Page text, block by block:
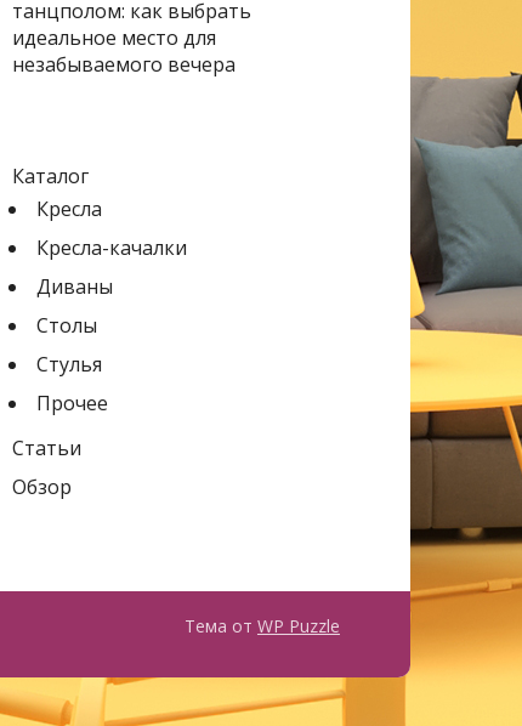
танцполом: как выбрать
идеальное место для
незабываемого вечера
Каталог
Кресла
Кресла-качалки
Диваны
Столы
Стулья
Прочее
Статьи
Обзор
Тема от WP Puzzle